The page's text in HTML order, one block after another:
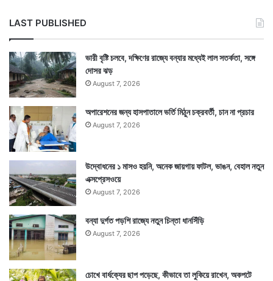
LAST PUBLISHED
ভারী বৃষ্টি চলবে, দক্ষিণের রাজ্যে বন্যার মধ্যেই লাল সতর্কতা, সঙ্গে
দোসর ঝড়
August 7, 2026
অপারেশনের জন্য হাসপাতালে ভর্তি মিঠুন চক্রবর্তী, চান না প্রচার
August 7, 2026
উদ্বোধনের ১ মাসও হয়নি, অনেক জায়গায় ফাটল, ভাঙন, বেহাল নতুন
এক্সপ্রেসওয়ে
August 7, 2026
বন্যা দুর্গত পড়শি রাজ্যে নতুন চিন্তা ধানসিঁড়ি
August 7, 2026
চোখে বার্ধক্যের ছাপ পড়েছে, কীভাবে তা লুকিয়ে রাখেন, অকপটে